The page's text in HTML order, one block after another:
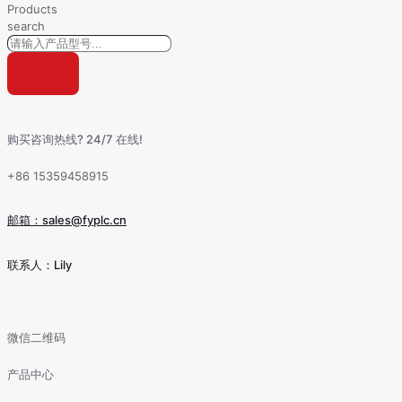
Products
search
购买咨询热线? 24/7 在线!
+86 15359458915
邮箱：sales@fyplc.cn
联系人：Lily
微信二维码
产品中心